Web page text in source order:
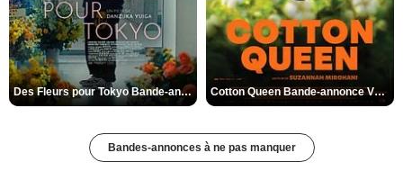
Des Fleurs pour Tokyo Bande-annonce VO STFR Cotton Queen Bande-annonce VO STFR
Bandes-annonces à ne pas manquer